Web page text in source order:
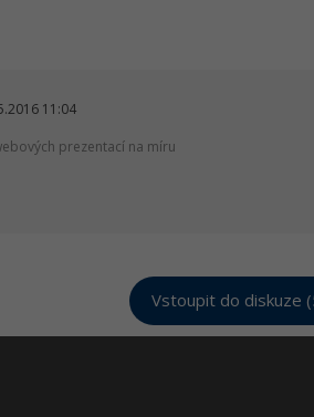
11:04
prezentací na míru
Vstoupit do diskuze